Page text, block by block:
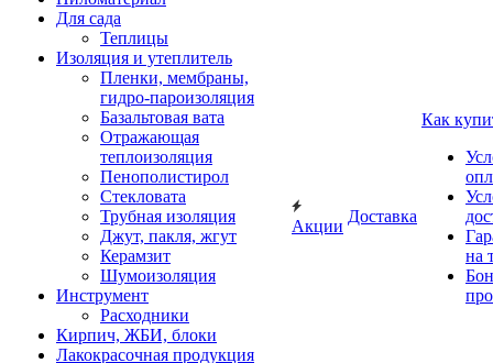
Для сада
Теплицы
Изоляция и утеплитель
Пленки, мембраны,
гидро-пароизоляция
Базальтовая вата
Отражающая
теплоизоляция
Пенополистирол
Стекловата
Трубная изоляция
Джут, пакля, жгут
Керамзит
Шумоизоляция
Инструмент
Расходники
Кирпич, ЖБИ, блоки
Лакокрасочная продукция
Акции
Доставка
Как
на